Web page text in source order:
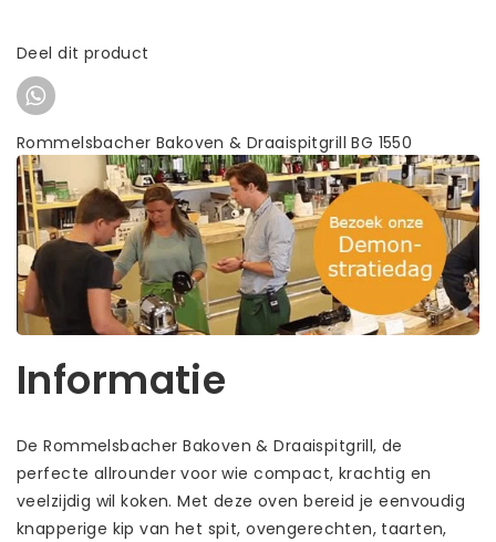
Deel dit product
Rommelsbacher Bakoven & Draaispitgrill BG 1550
Informatie
De Rommelsbacher Bakoven & Draaispitgrill, de
perfecte allrounder voor wie compact, krachtig en
veelzijdig wil koken. Met deze oven bereid je eenvoudig
knapperige kip van het spit, ovengerechten, taarten,